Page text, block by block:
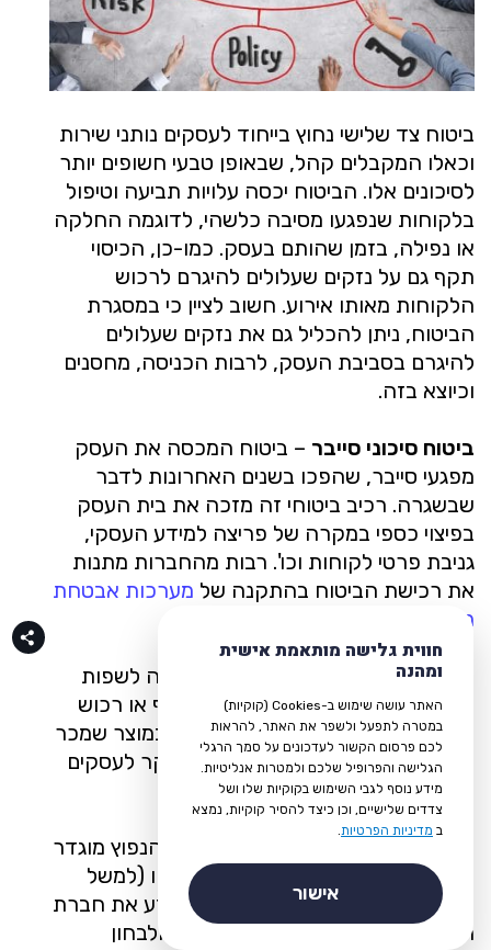
ביטוח צד שלישי נחוץ בייחוד לעסקים נותני שירות
וכאלו המקבלים קהל, שבאופן טבעי חשופים יותר
לסיכונים אלו. הביטוח יכסה עלויות תביעה וטיפול
בלקוחות שנפגעו מסיבה כלשהי, לדוגמה החלקה
או נפילה, בזמן שהותם בעסק. כמו-כן, הכיסוי
תקף גם על נזקים שעלולים להיגרם לרכוש
הלקוחות מאותו אירוע. חשוב לציין כי במסגרת
הביטוח, ניתן להכליל גם את נזקים שעלולים
להיגרם בסביבת העסק, לרבות הכניסה, מחסנים
וכיוצא בזה.
ביטוח סיכוני סייבר – ביטוח המכסה את העסק
מפגעי סייבר, שהפכו בשנים האחרונות לדבר
שבשגרה. רכיב ביטוחי זה מזכה את בית העסק
בפיצוי כספי במקרה של פריצה למידע העסקי,
גניבת פרטי לקוחות וכו'. רבות מהחברות מתנות
את רכישת הביטוח בהתקנה של מערכות אבטחת
מידע
ביטוח אחריות מוצר
– פוליסה שנועדה לשפות
את בעל העסק בגין אחריותו לנזקי גוף או רכוש
שנגרם לצד שלישי כתוצאה משימוש במוצר שמכר
או שיווק. מכאן, שביטוח זה מכוון בעיקר לעסקים
הפועלים כיצרנים ומשווקים.
– בביטוח הדירה הנפוץ מוגדר
כי החלקים המיועדים לעסק לא יבוטחו (למשל
חדר המיועד לקליניקה) ולכן רצוי ליידע את חברת
הביטוח באשר לפעילות העסק בבית ולבחון
חווית גלישה מותאמת אישית
ומהנה
האתר עושה שימוש ב-Cookies (קוקיות)
במטרה לתפעל ולשפר את האתר, להראות
לכם פרסום הקשור לעדכונים על סמך הרגלי
הגלישה והפרופיל שלכם ולמטרות אנליטיות.
מידע נוסף לגבי השימוש בקוקיות שלו ושל
צדדים שלישיים, וכן כיצד להסיר קוקיות, נמצא
ב מדיניות הפרטיות.
אישור